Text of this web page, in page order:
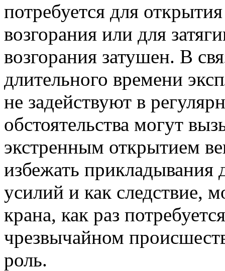
потребуется для
возгорания или для
возгорания затушен. В
длительного времени
не задействуют в
обстоятельства могут
экстренным открытием
избежать
усилий и как следствие,
крана, как раз
чрезвычайном
роль.